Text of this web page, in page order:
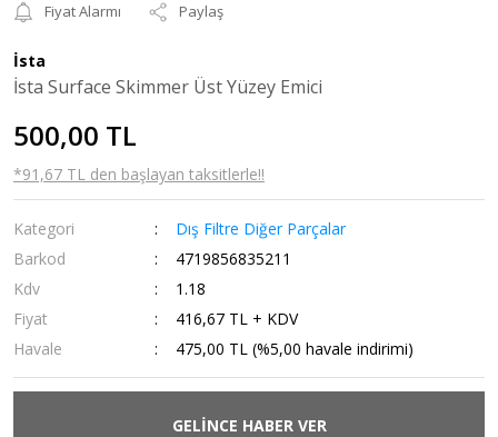
Fiyat Alarmı
Paylaş
İsta
İsta Surface Skimmer Üst Yüzey Emici
500,00 TL
*91,67 TL den başlayan taksitlerle!!
Kategori
Dış Filtre Diğer Parçalar
Barkod
4719856835211
Kdv
1.18
Fiyat
416,67 TL + KDV
Havale
475,00 TL (%5,00 havale indirimi)
GELİNCE HABER VER